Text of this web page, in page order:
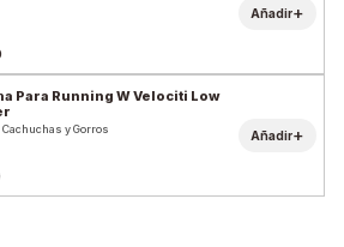
Añadir+
Para Running W Velociti Low
y Gorros Añadir+